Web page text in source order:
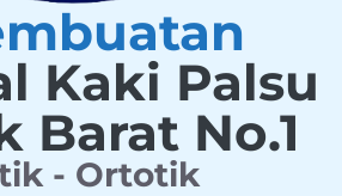
Kaki Palsu
Barat No.1
- Ortotik